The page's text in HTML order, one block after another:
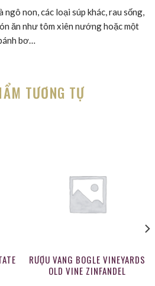
ngô non, các loại súp khác, rau sống,
ăn như tôm xiên nướng hoặc một
bơ…
TƯƠNG TỰ
RƯỢU VANG BOGLE VINEYARDS
OLD VINE ZINFANDEL